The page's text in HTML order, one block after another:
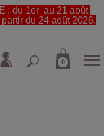
: du 1er au 21 août
du 24 août 2026.
0